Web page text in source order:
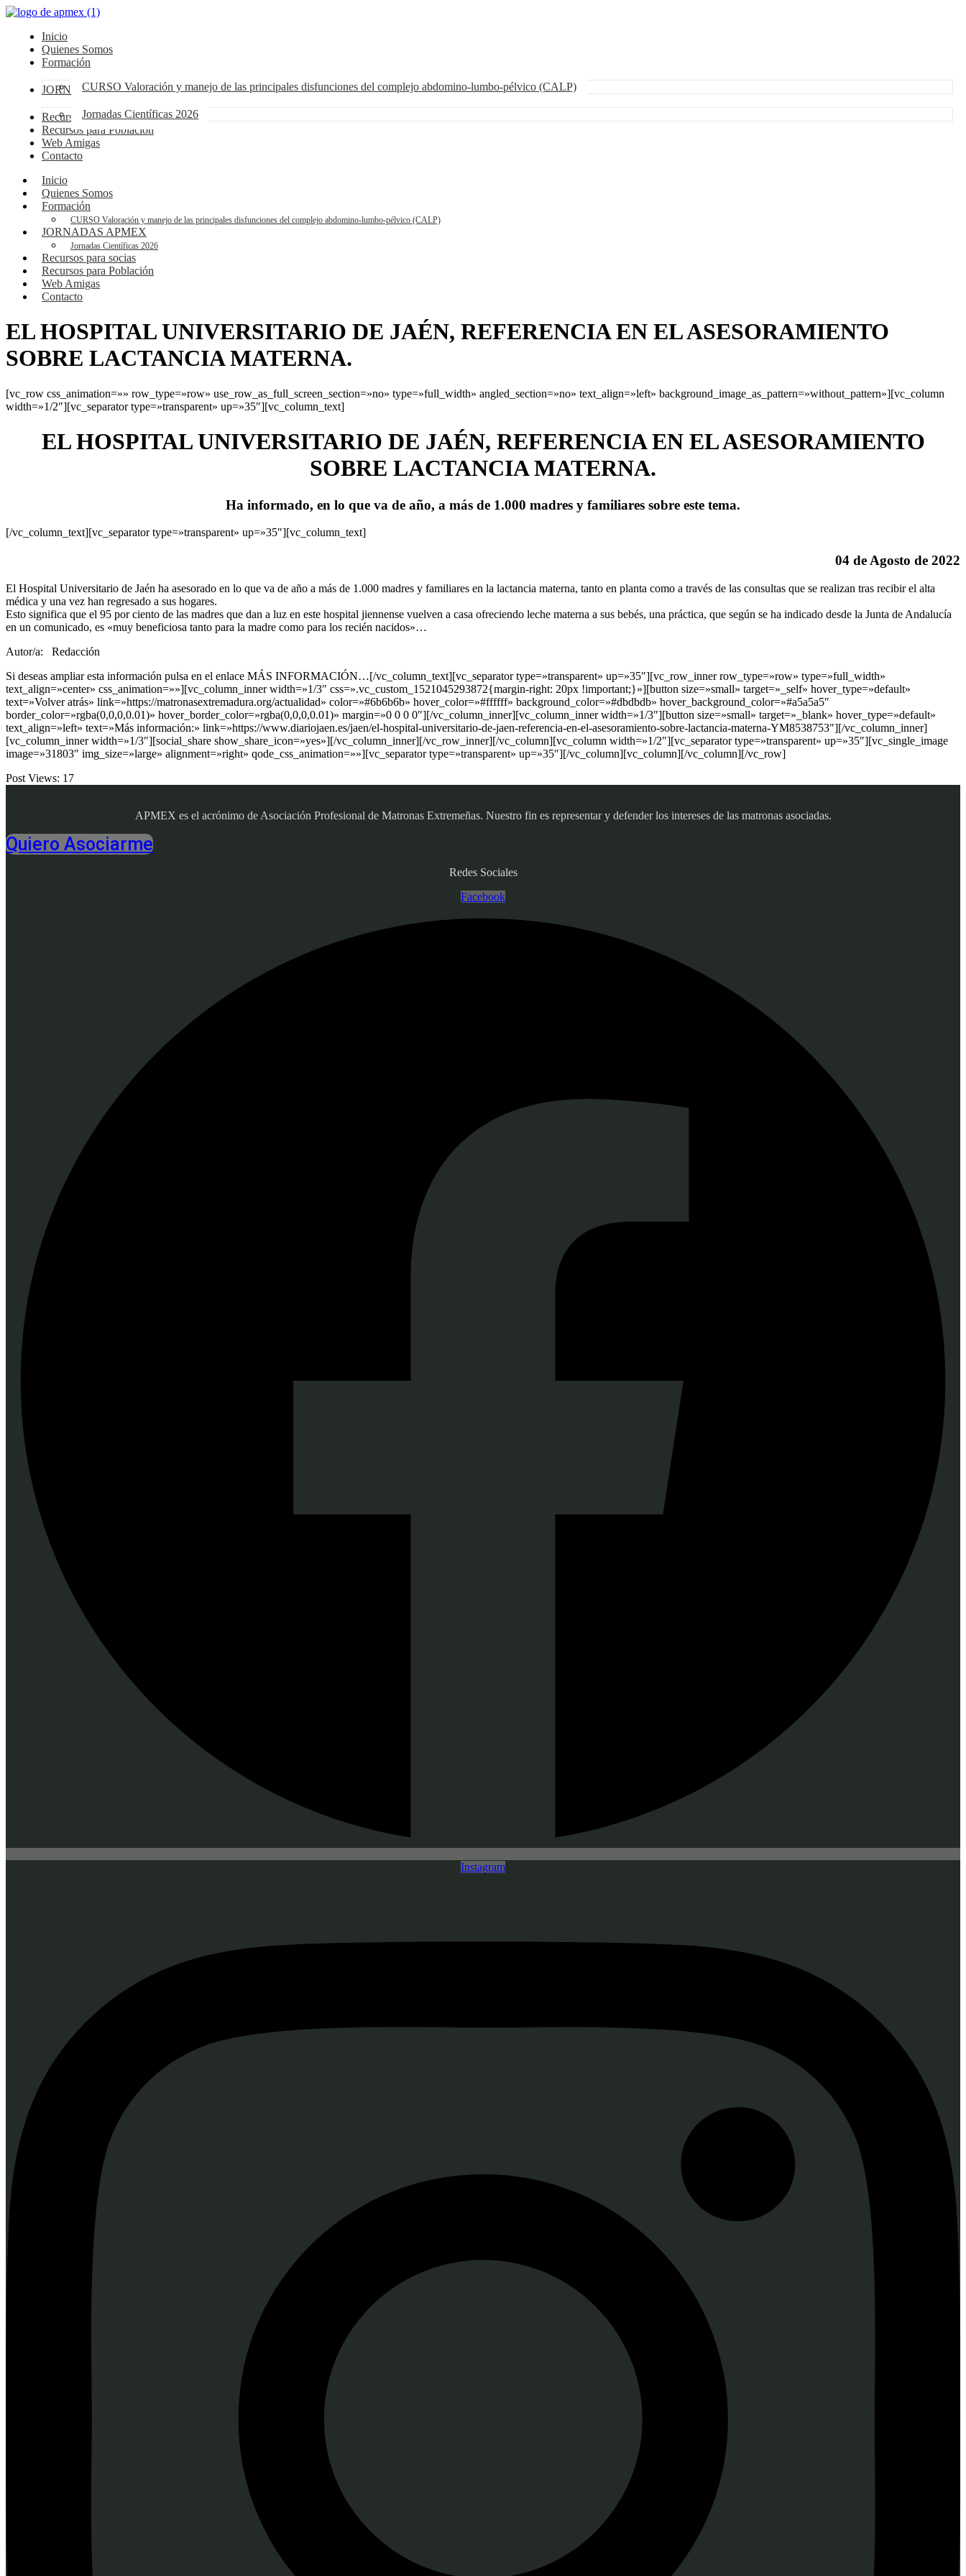
Inicio
Quienes Somos
Formación
CURSO Valoración y manejo de las principales disfunciones del complejo abdomino-lumbo-pélvico (CALP)
JORNADAS APMEX
Jornadas Científicas 2026
Recursos para socias
Recursos para Población
Web Amigas
Contacto
Inicio
Quienes Somos
Formación
CURSO Valoración y manejo de las principales disfunciones del complejo abdomino-lumbo-pélvico (CALP)
JORNADAS APMEX
Jornadas Científicas 2026
Recursos para socias
Recursos para Población
Web Amigas
Contacto
EL HOSPITAL UNIVERSITARIO DE JAÉN, REFERENCIA EN EL ASESORAMIENTO
SOBRE LACTANCIA MATERNA.
[vc_row css_animation=»» row_type=»row» use_row_as_full_screen_section=»no» type=»full_width» angled_section=»no» text_align=»left» background_image_as_pattern=»without_pattern»][vc_column
width=»1/2″][vc_separator type=»transparent» up=»35″][vc_column_text]
EL HOSPITAL UNIVERSITARIO DE JAÉN, REFERENCIA EN EL ASESORAMIENTO
SOBRE LACTANCIA MATERNA.
Ha informado, en lo que va de año, a más de 1.000 madres y familiares sobre este tema.
[/vc_column_text][vc_separator type=»transparent» up=»35″][vc_column_text]
04 de Agosto de 2022
El Hospital Universitario de Jaén ha asesorado en lo que va de año a más de 1.000 madres y familiares en la lactancia materna, tanto en planta como a través de las consultas que se realizan tras recibir el alta
médica y una vez han regresado a sus hogares.
Esto significa que el 95 por ciento de las madres que dan a luz en este hospital jiennense vuelven a casa ofreciendo leche materna a sus bebés, una práctica, que según se ha indicado desde la Junta de Andalucía
en un comunicado, es «muy beneficiosa tanto para la madre como para los recién nacidos»…
Autor/a: Redacción
Si deseas ampliar esta información pulsa en el enlace MÁS INFORMACIÓN…[/vc_column_text][vc_separator type=»transparent» up=»35″][vc_row_inner row_type=»row» type=»full_width»
text_align=»center» css_animation=»»][vc_column_inner width=»1/3″ css=».vc_custom_1521045293872{margin-right: 20px !important;}»][button size=»small» target=»_self» hover_type=»default»
text=»Volver atrás» link=»https://matronasextremadura.org/actualidad» color=»#6b6b6b» hover_color=»#ffffff» background_color=»#dbdbdb» hover_background_color=»#a5a5a5″
border_color=»rgba(0,0,0,0.01)» hover_border_color=»rgba(0,0,0,0.01)» margin=»0 0 0 0″][/vc_column_inner][vc_column_inner width=»1/3″][button size=»small» target=»_blank» hover_type=»default»
text_align=»left» text=»Más información:» link=»https://www.diariojaen.es/jaen/el-hospital-universitario-de-jaen-referencia-en-el-asesoramiento-sobre-lactancia-materna-YM8538753″][/vc_column_inner]
[vc_column_inner width=»1/3″][social_share show_share_icon=»yes»][/vc_column_inner][/vc_row_inner][/vc_column][vc_column width=»1/2″][vc_separator type=»transparent» up=»35″][vc_single_image
image=»31803″ img_size=»large» alignment=»right» qode_css_animation=»»][vc_separator type=»transparent» up=»35″][/vc_column][vc_column][/vc_column][/vc_row]
Post Views: 17
APMEX es el acrónimo de Asociación Profesional de Matronas Extremeñas. Nuestro fin es representar y defender los intereses de las matronas asociadas.
Quiero Asociarme
Redes Sociales
Facebook
Instagram